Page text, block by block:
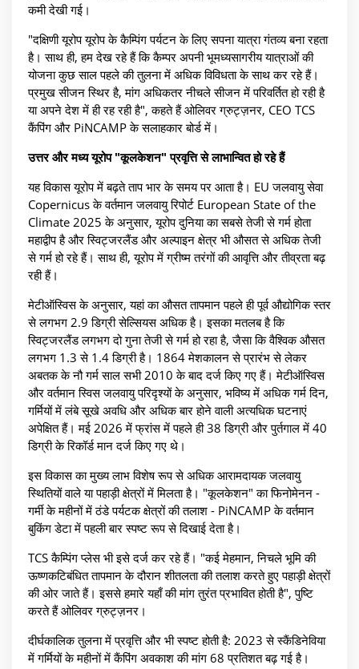
कमी देखी गई।
"दक्षिणी यूरोप यूरोप के कैम्पिंग पर्यटन के लिए सपना यात्रा गंतव्य बना रहता
है। साथ ही, हम देख रहे हैं कि कैम्पर अपनी भूमध्यसागरीय यात्राओं की
योजना कुछ साल पहले की तुलना में अधिक विविधता के साथ कर रहे हैं।
प्रमुख सीजन स्थिर है, मांग अधिकतर नीचले सीजन में परिवर्तित हो रही है
या अपने देश में ही रह रही है", कहते हैं ओलिवर ग्रुट्ज़नर, CEO TCS
कैंपिंग और PiNCAMP के सलाहकार बोर्ड में।
उत्तर और मध्य यूरोप "कूलकेशन" प्रवृत्ति से लाभान्वित हो रहे हैं
यह विकास यूरोप में बढ़ते ताप भार के समय पर आता है। EU जलवायु सेवा
Copernicus के वर्तमान जलवायु रिपोर्ट European State of the
Climate 2025 के अनुसार, यूरोप दुनिया का सबसे तेजी से गर्म होता
महाद्वीप है और स्विट्जरलैंड और अल्पाइन क्षेत्र भी औसत से अधिक तेजी
से गर्म हो रहे हैं। साथ ही, यूरोप में ग्रीष्म तरंगों की आवृत्ति और तीव्रता बढ़
रही हैं।
मेटीऑस्विस के अनुसार, यहां का औसत तापमान पहले ही पूर्व औद्योगिक स्तर
से लगभग 2.9 डिग्री सेल्सियस अधिक है। इसका मतलब है कि
स्विट्जरलैंड लगभग दो गुना तेजी से गर्म हो रहा है, जैसा कि वैश्विक औसत
लगभग 1.3 से 1.4 डिग्री है। 1864 मेशकालन से प्रारंभ से लेकर
अबतक के नौ गर्म साल सभी 2010 के बाद दर्ज किए गए हैं। मेटीऑस्विस
और वर्तमान स्विस जलवायु परिदृश्यों के अनुसार, भविष्य में अधिक गर्म दिन,
गर्मियों में लंबे सूखे अवधि और अधिक बार होने वाली अत्यधिक घटनाएं
अपेक्षित हैं। मई 2026 में फ्रांस में पहले ही 38 डिग्री और पुर्तगाल में 40
डिग्री के रिकॉर्ड मान दर्ज किए गए थे।
इस विकास का मुख्य लाभ विशेष रूप से अधिक आरामदायक जलवायु
स्थितियों वाले या पहाड़ी क्षेत्रों में मिलता है। "कूलकेशन" का फिनोमेनन -
गर्मी के महीनों में ठंडे पर्यटक क्षेत्रों की तलाश - PiNCAMP के वर्तमान
बुकिंग डेटा में पहली बार स्पष्ट रूप से दिखाई देता है।
TCS कैम्पिंग प्लेस भी इसे दर्ज कर रहे हैं। "कई मेहमान, निचले भूमि की
ऊष्णकटिबंधित तापमान के दौरान शीतलता की तलाश करते हुए पहाड़ी क्षेत्रों
की ओर जाते हैं। इससे हमारे यहाँ की मांग तुरंत प्रभावित होती है", पुष्टि
करते हैं ओलिवर ग्रुट्ज़नर।
दीर्घकालिक तुलना में प्रवृत्ति और भी स्पष्ट होती है: 2023 से स्कैंडिनेविया
में गर्मियों के महीनों में कैंपिंग अवकाश की मांग 68 प्रतिशत बढ़ गई है।